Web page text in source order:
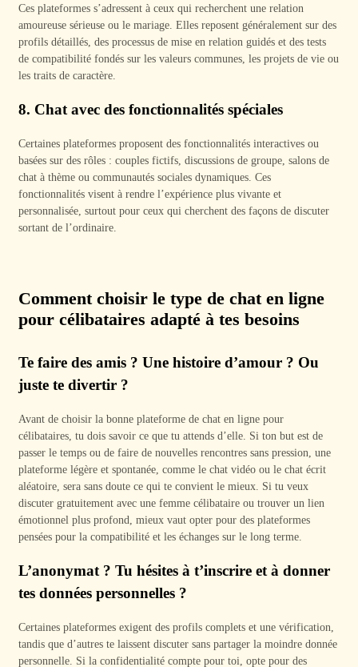
Ces plateformes s’adressent à ceux qui recherchent une relation
amoureuse sérieuse ou le mariage. Elles reposent généralement sur des
profils détaillés, des processus de mise en relation guidés et des tests
de compatibilité fondés sur les valeurs communes, les projets de vie ou
les traits de caractère.
8. Chat avec des fonctionnalités spéciales
Certaines plateformes proposent des fonctionnalités interactives ou
basées sur des rôles : couples fictifs, discussions de groupe, salons de
chat à thème ou communautés sociales dynamiques. Ces
fonctionnalités visent à rendre l’expérience plus vivante et
personnalisée, surtout pour ceux qui cherchent des façons de discuter
sortant de l’ordinaire.
Comment choisir le type de chat en ligne
pour célibataires adapté à tes besoins
Te faire des amis ? Une histoire d’amour ? Ou
juste te divertir ?
Avant de choisir la bonne plateforme de chat en ligne pour
célibataires, tu dois savoir ce que tu attends d’elle. Si ton but est de
passer le temps ou de faire de nouvelles rencontres sans pression, une
plateforme légère et spontanée, comme le chat vidéo ou le chat écrit
aléatoire, sera sans doute ce qui te convient le mieux. Si tu veux
discuter gratuitement avec une femme célibataire ou trouver un lien
émotionnel plus profond, mieux vaut opter pour des plateformes
pensées pour la compatibilité et les échanges sur le long terme.
L’anonymat ? Tu hésites à t’inscrire et à donner
tes données personnelles ?
Certaines plateformes exigent des profils complets et une vérification,
tandis que d’autres te laissent discuter sans partager la moindre donnée
personnelle. Si la confidentialité compte pour toi, opte pour des